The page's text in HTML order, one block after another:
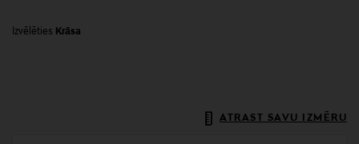
Izvēlēties Krāsa
ATRAST SAVU IZMĒRU